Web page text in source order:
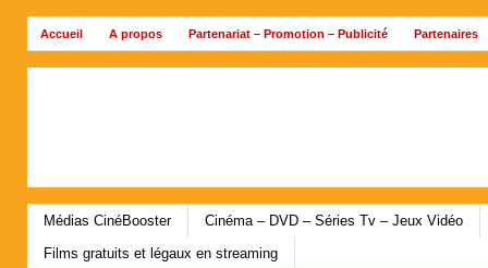
Accueil A propos Partenariat – Promotion – Publicité Partenaires
Médias CinéBooster
Cinéma – DVD – Séries Tv – Jeux Vidéo
Films gratuits et légaux en streaming